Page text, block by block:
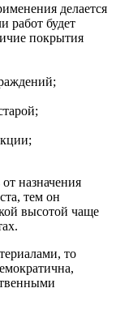
делается
работ будет
покрытия
назначения
тем он
высотой чаще
то